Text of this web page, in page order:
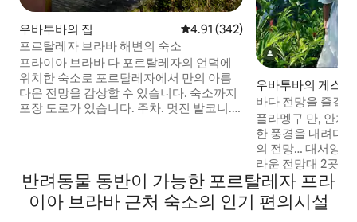
우바투바의 집 평점 4.91점(5점 만점), 후기 342
4.91 (342)
포르탈레자 브라바 해변의 숙소
프라이아 브라바 다 포르탈레자의 언덕에
위치한 숙소로 포르탈레자에서 만의 아름
다운 전망을 감상할 수 있습니다. 숙소까지
포장 도로가 있습니다. 주차. 멋진 발코니.
에 있습니다. 리우데자네이루와 상파울루
의 346KM에 위치한 에스타모스는 팔타르
를 탈 수 있는 두 가지 옵션을 모두 이용할
우바투바의 게스트
바다 전망을 즐길
Promontory Site
플라멩구 만, 안치
한 풍경을 내려다
의 전망… 대서양
라운 전망대 2곳,
는 작은 폭포! 보안
리스 테마의 숙소
적하며 시원한 공
반려동물 동반이 가능한 포르탈레자 프라
이아 브라바 근처 숙소의 인기 편의시설